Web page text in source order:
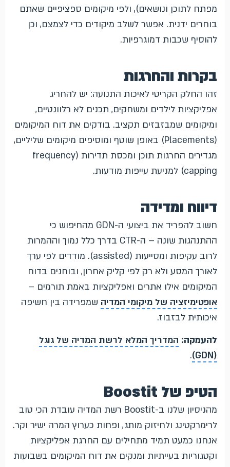
מפתח לתוכן ונושאים), ולפי מיקומים ספציפיים שאתם
בוחרים ידנית. אפשר לשלב מיקודים כדי לצמצם, וכן
להוסיף שכבות דמוגרפיות.
בקרות והחרגות
זהו החלק הקריטי לאיכות התנועה: יש להחריג
אפליקציות לילדים ומשחקים, תכנים לא רלוונטיים,
ומיקומים שמבזבזים תקציב. בודקים את דוח המיקומים
(Placements) באופן שוטף ומוסיפים מיקומים שליליים,
מגדירים החרגות תוכן ומכסת תדירות (frequency
capping) למניעת עייפות מודעות.
דיווח ומדידה
חשוב להפריד את ביצועי ה-GDN מהחיפוש כי
ההתנהגות שונה – ה-CTR בדרך כלל נמוך וההמרות
לרוב עקיפות ומסייעות (assisted). מודדים לפי ערך
לאורך המסע ולא רק לפי קליק אחרון, ובוחנים בדוח
המיקומים אילו אתרים ואפליקציות באמת תורמים –
אופטימיזציה של מיקומי המדיה שמפרידה בין חשיפה
איכותית לבזבוז.
להעמקה: המדריך המלא לרשת המדיה של גוגל
(GDN)
.
הטיפ של Boostit
מהניסיון שלנו ב-Boostit רשת המדיה עובדת הכי טוב
לרימרקטינג ולחיזוק מותג, ופחות כערוץ המרה ישיר וקר.
אנחנו כמעט תמיד מתחילים עם החרגת אפליקציות
וקטגוריות בעייתיות ומנקים את דוח המיקומים בשבועות